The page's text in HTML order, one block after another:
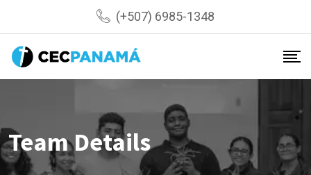
content
(+507) 6985-1348
Team Details